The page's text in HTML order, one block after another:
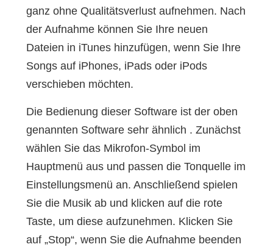
ganz ohne Qualitätsverlust aufnehmen. Nach
der Aufnahme können Sie Ihre neuen
Dateien in iTunes hinzufügen, wenn Sie Ihre
Songs auf iPhones, iPads oder iPods
verschieben möchten.
Die Bedienung dieser Software ist der oben
genannten Software sehr ähnlich . Zunächst
wählen Sie das Mikrofon-Symbol im
Hauptmenü aus und passen die Tonquelle im
Einstellungsmenü an. Anschließend spielen
Sie die Musik ab und klicken auf die rote
Taste, um diese aufzunehmen. Klicken Sie
auf „Stop“, wenn Sie die Aufnahme beenden